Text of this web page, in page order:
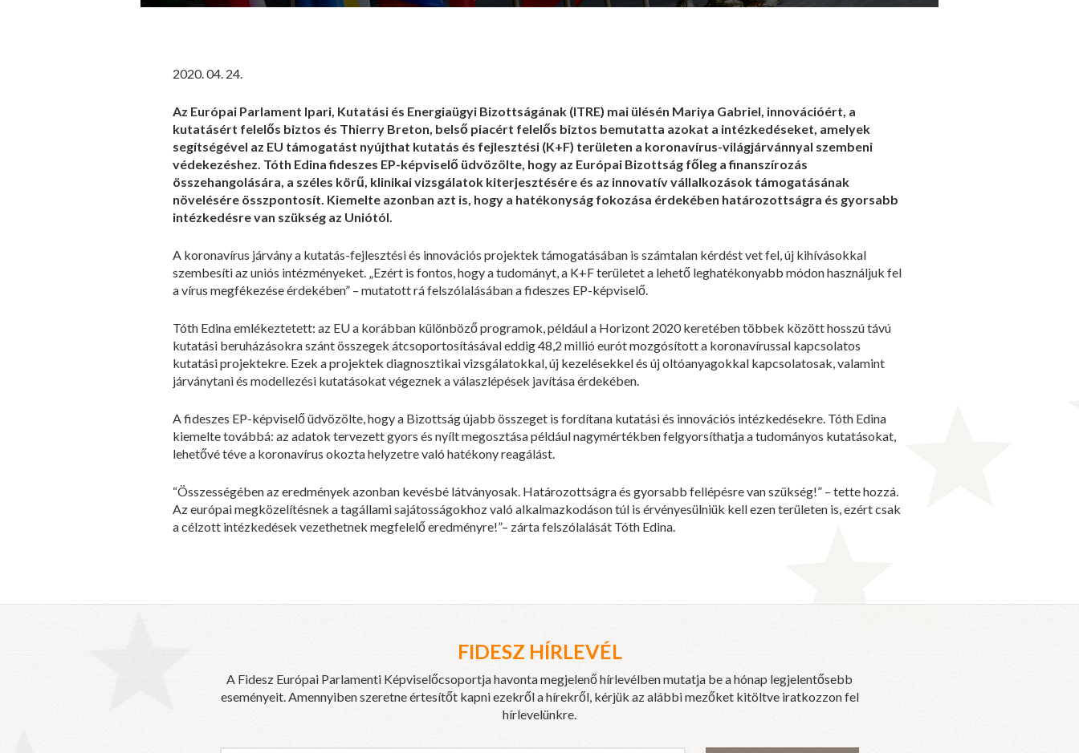
2020. 04. 24.
Az Európai Parlament Ipari, Kutatási és Energiaügyi Bizottságának (ITRE) mai ülésén Mariya Gabriel, innovációért, a
kutatásért felelős biztos és Thierry Breton, belső piacért felelős biztos bemutatta azokat a intézkedéseket, amelyek
segítségével az EU támogatást nyújthat kutatás és fejlesztési (K+F) területen a koronavírus-világjárvánnyal szembeni
védekezéshez. Tóth Edina fideszes EP-képviselő üdvözölte, hogy az Európai Bizottság főleg a finanszírozás
összehangolására, a széles körű, klinikai vizsgálatok kiterjesztésére és az innovatív vállalkozások támogatásának
növelésére összpontosít. Kiemelte azonban azt is, hogy a hatékonyság fokozása érdekében határozottságra és gyorsabb
intézkedésre van szükség az Uniótól.
A koronavírus járvány a kutatás-fejlesztési és innovációs projektek támogatásában is számtalan kérdést vet fel, új kihívásokkal
szembesíti az uniós intézményeket. „Ezért is fontos, hogy a tudományt, a K+F területet a lehető leghatékonyabb módon használjuk fel
a vírus megfékezése érdekében” – mutatott rá felszólalásában a fideszes EP-képviselő.
Tóth Edina emlékeztetett: az EU a korábban különböző programok, például a Horizont 2020 keretében többek között hosszú távú
kutatási beruházásokra szánt összegek átcsoportosításával eddig 48,2 millió eurót mozgósított a koronavírussal kapcsolatos
kutatási projektekre. Ezek a projektek diagnosztikai vizsgálatokkal, új kezelésekkel és új oltóanyagokkal kapcsolatosak, valamint
járványtani és modellezési kutatásokat végeznek a válaszlépések javítása érdekében.
A fideszes EP-képviselő üdvözölte, hogy a Bizottság újabb összeget is fordítana kutatási és innovációs intézkedésekre. Tóth Edina
kiemelte továbbá: az adatok tervezett gyors és nyílt megosztása például nagymértékben felgyorsíthatja a tudományos kutatásokat,
lehetővé téve a koronavírus okozta helyzetre való hatékony reagálást.
“Összességében az eredmények azonban kevésbé látványosak. Határozottságra és gyorsabb fellépésre van szükség!” – tette hozzá.
Az európai megközelítésnek a tagállami sajátosságokhoz való alkalmazkodáson túl is érvényesülniük kell ezen területen is, ezért csak
a célzott intézkedések vezethetnek megfelelő eredményre!”– zárta felszólalását Tóth Edina.
FIDESZ HÍRLEVÉL
A Fidesz Európai Parlamenti Képviselőcsoportja havonta megjelenő hírlevélben mutatja be a hónap legjelentősebb
eseményeit. Amennyiben szeretne értesítőt kapni ezekről a hírekről, kérjük az alábbi mezőket kitöltve iratkozzon fel
hírlevelünkre.